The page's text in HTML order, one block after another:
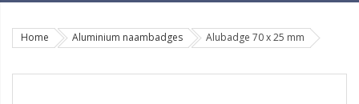
Home Aluminium naambadges Alubadge 70 x 25 mm